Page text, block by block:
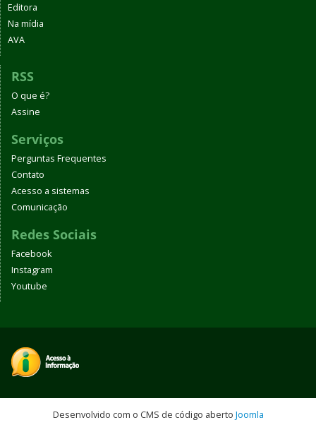
Editora
Na mídia
AVA
RSS
O que é?
Assine
Serviços
Perguntas Frequentes
Contato
Acesso a sistemas
Comunicação
Redes Sociais
Facebook
Instagram
Youtube
Desenvolvido com o CMS de código aberto Joomla